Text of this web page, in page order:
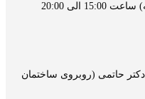
الی 20:00
حاتمی (روبروی ساختمان